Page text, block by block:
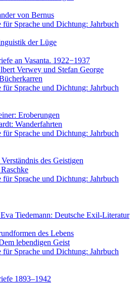
von Bernus
für Sprache und Dichtung: Jahrbuch
der Lüge
an Vasanta. 1922−1937
Verwey und Stefan George
für Sprache und Dichtung: Jahrbuch
Eroberungen
Wanderfahrten
für Sprache und Dichtung: Jahrbuch
des Geistigen
für Sprache und Dichtung: Jahrbuch
Tiedemann: Deutsche Exil-Literatur
des Lebens
lebendigen Geist
für Sprache und Dichtung: Jahrbuch
1893–1942